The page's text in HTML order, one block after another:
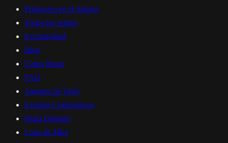
Primavera en el Sahara
Todos los retiros
Exclusividad
Blog
Como llegar
FAQ
Agentes de Viaje
Eventos Corporativos
Boda Desierto
Luna de Miel